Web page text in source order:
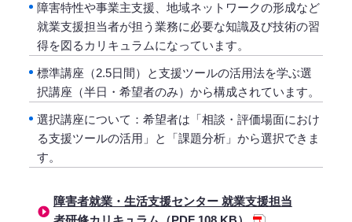
障害特性や事業主支援、地域ネットワークの形成など
就業支援担当者が担う業務に必要な知識及び技術の習
得を図るカリキュラムになっています。
標準講座（2.5日間）と支援ツールの活用法を学ぶ選
択講座（半日・希望者のみ）から構成されています。
選択講座について：希望者は「相談・評価場面におけ
る支援ツールの活用」と「課題分析」から選択できま
す。
障害者就業・生活支援センター 就業支援担当